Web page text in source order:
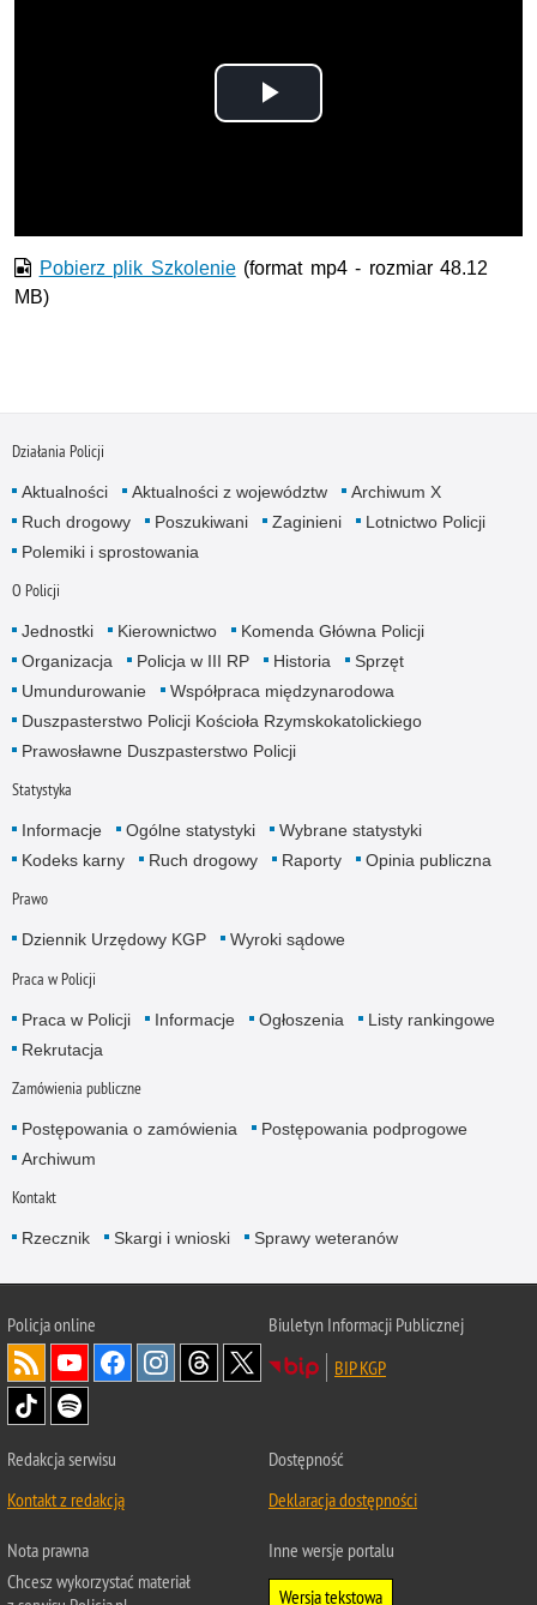
Odtwórz
Pobierz plik Szkolenie(format mp4 - rozmiar 48.12
MB)
Działania Policji
Aktualności Aktualności z województw
Archiwum X
Ruch drogowy
Poszukiwani Zaginieni
Lotnictwo Policji
Polemiki i sprostowania
O Policji
Jednostki Kierownictwo
Komenda Główna Policji
Organizacja
Policja w III RP Historia
Sprzęt
Umundurowanie
Współpraca międzynarodowa
Duszpasterstwo Policji Kościoła Rzymskokatolickiego
Prawosławne Duszpasterstwo Policji
Statystyka
Informacje Ogólne statystyki
Wybrane statystyki
Kodeks karny
Ruch drogowy Raporty Opinia publiczna
Prawo
Dziennik Urzędowy KGP Wyroki sądowe
Praca w Policji
Praca w Policji Informacje Ogłoszenia
Listy rankingowe
Rekrutacja
Zamówienia publiczne
Postępowania o zamówienia
Postępowania podprogowe
Archiwum
Kontakt
Rzecznik Skargi i wnioski Sprawy weteranów
Policjaonline
Biuletyn Informacji Publicznej
BIP KGP
Redakcja serwisu
Kontakt z redakcją
Dostępność
Deklaracja dostępności
Nota prawna
Chcesz wykorzystać materiał
Inne wersje portalu
Wersja tekstowa